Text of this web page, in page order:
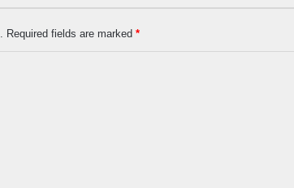
Required fields are marked *